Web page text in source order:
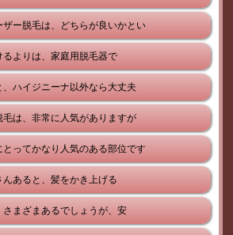
ザー脱毛は、どちらが良いかとい
るよりは、家庭用脱毛器で
ハイジニーナ以外なら大丈夫
は、非常に人気がありますが
とってかなり人気のある部位です
あると、髪をかき上げる
さまざまあるでしょうが、安